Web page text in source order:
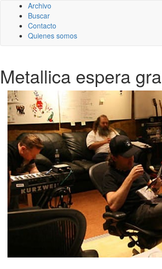
Archivo
Buscar
Contacto
Quienes somos
Metallica espera